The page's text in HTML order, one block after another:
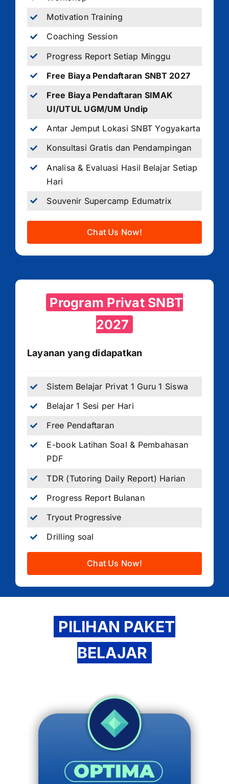
Motivation Training
Coaching Session
Progress Report Setiap Minggu
Free Biaya Pendaftaran SNBT 2027
Free Biaya Pendaftaran SIMAK
UI/UTUL UGM/UM Undip
Antar Jemput Lokasi SNBT Yogyakarta
Konsultasi Gratis dan Pendampingan
Analisa & Evaluasi Hasil Belajar Setiap
Hari
Souvenir Supercamp Edumatrix
Chat Us Now!
Program Privat SNBT
2027
Layanan yang didapatkan
Sistem Belajar Privat 1 Guru 1 Siswa
Belajar 1 Sesi per Hari
Free Pendaftaran
E-book Latihan Soal & Pembahasan
PDF
TDR (Tutoring Daily Report) Harian
Progress Report Bulanan
Tryout Progressive
Drilling soal
Chat Us Now!
PILIHAN PAKET
BELAJAR